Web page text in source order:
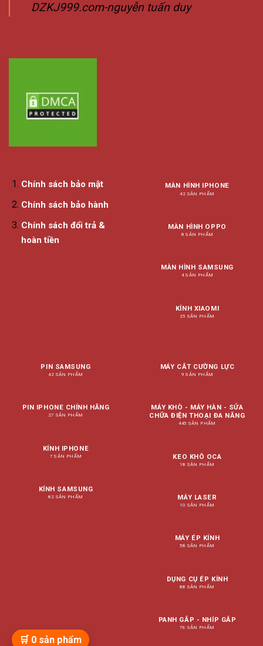
DZKJ999.com-nguyễn tuấn duy
Chính sách bảo mật
Chính sách bảo hành
Chính sách đổi trả &
hoàn tiền
MÀN HÌNH IPHONE
42 SẢN PHẨM
MÀN HÌNH OPPO
8 SẢN PHẨM
MÀN HÌNH SAMSUNG
4 SẢN PHẨM
KÍNH XIAOMI
25 SẢN PHẨM
PIN SAMSUNG
42 SẢN PHẨM
PIN IPHONE CHÍNH HÃNG
27 SẢN PHẨM
KÍNH IPHONE
7 SẢN PHẨM
KÍNH SAMSUNG
82 SẢN PHẨM
MÁY CẮT CƯỜNG LỰC
9 SẢN PHẨM
MÁY KHÒ - MÁY HÀN - SỬA
CHỮA ĐIỆN THOẠI ĐA NĂNG
445 SẢN PHẨM
KEO KHÔ OCA
18 SẢN PHẨM
MÁY LASER
10 SẢN PHẨM
MÁY ÉP KÍNH
58 SẢN PHẨM
DỤNG CỤ ÉP KÍNH
88 SẢN PHẨM
PANH GẮP - NHÍP GẮP
76 SẢN PHẨM
🛒 0 sản phẩm